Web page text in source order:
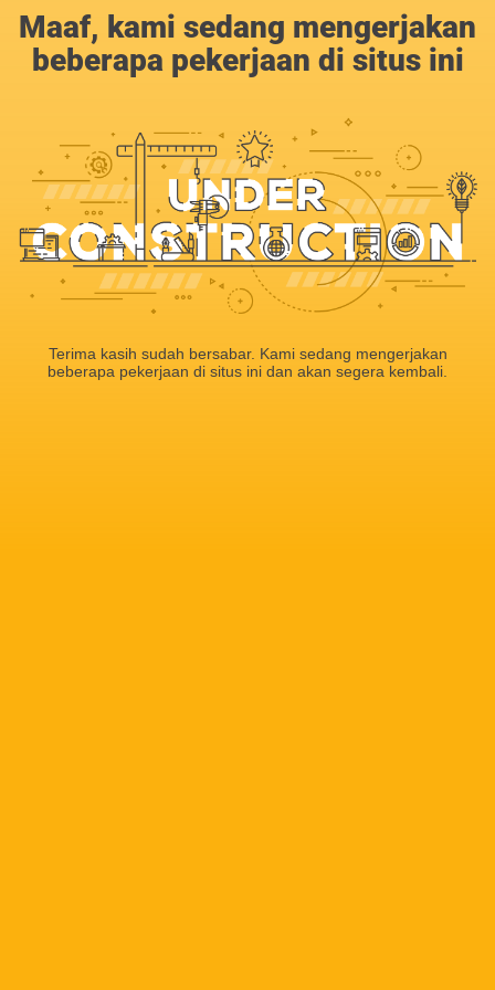
Maaf, kami sedang mengerjakan
beberapa pekerjaan di situs ini
Terima kasih sudah bersabar. Kami sedang mengerjakan
beberapa pekerjaan di situs ini dan akan segera kembali.